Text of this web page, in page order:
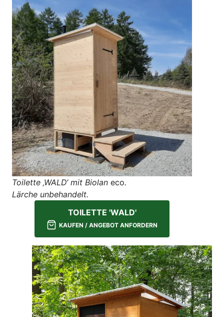
Toilette ‚WALD‘ mit Biolan eco.
Lärche unbehandelt.
TOILETTE 'WALD'
KAUFEN / ANGEBOT ANFORDERN